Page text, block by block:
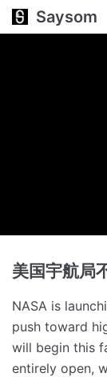
跳
Saysom
美国宇航局
NASA is
push toward
will begin this
entirely open,